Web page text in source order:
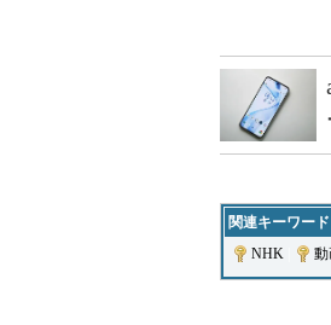
関連キーワード
NHK